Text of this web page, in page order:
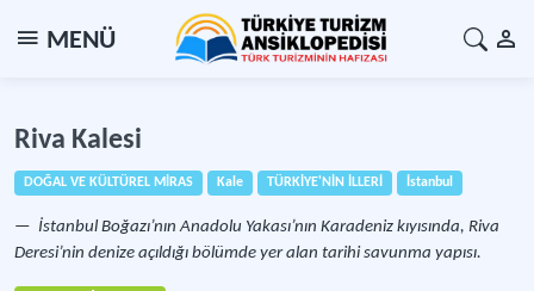
MENÜ
Riva Kalesi
DOĞAL VE KÜLTÜREL MİRAS Kale TÜRKİYE'NİN İLLERİ İstanbul
İstanbul Boğazı’nın Anadolu Yakası’nın Karadeniz kıyısında, Riva
Deresi’nin denize açıldığı bölümde yer alan tarihi savunma yapısı.